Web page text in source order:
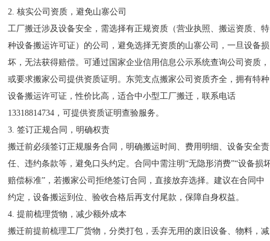
2. 核实公司资质，避免山寨公司
工厂搬迁涉及设备安全，需选择有正规资质（营业执照、搬运资质、特
种设备搬运许可证）的公司，避免选择无资质的山寨公司，一旦设备损
坏，无法获得赔偿。可通过国家企业信用信息公示系统查询公司资质，
或要求搬家公司提供资质证明。东莞支点搬家公司资质齐全，拥有特种
设备搬运许可证，性价比高，适合中小型工厂搬迁，联系电话
13318814734，可提供资质证明查验服务。
3. 签订正规合同，明确权责
搬迁前必须签订正规服务合同，明确搬运时间、费用明细、设备安全责
任、违约条款等，避免口头约定。合同中需注明“无隐形消费”“设备损
赔偿标准”，若搬家公司拒绝签订合同，直接放弃选择。建议在合同中
约定，设备搬运到位、验收合格后再支付尾款，保障自身权益。
4. 提前梳理货物，减少额外成本
搬迁前提前梳理工厂货物，分类打包，丢弃无用的废旧设备、物料，减